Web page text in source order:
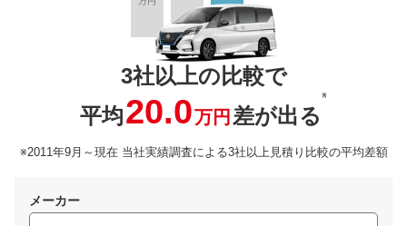
3社以上の比較で
平均20.0万円 差が出る
※
※2011年9月～現在 当社実績調査による3社以上見積り比較の平均差額
メーカー